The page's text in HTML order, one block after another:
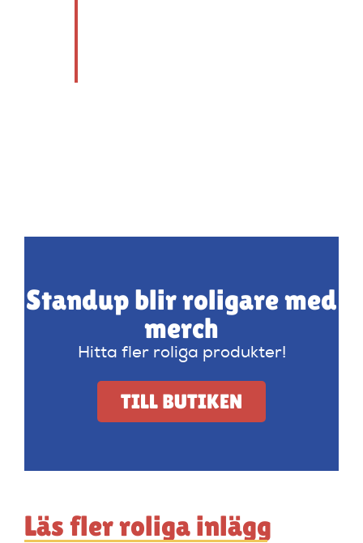
Standup blir roligare med
merch
Hitta fler roliga produkter!
TILL BUTIKEN
Läs fler roliga inlägg